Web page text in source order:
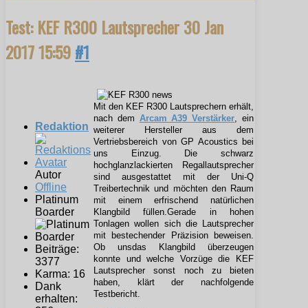
Test: KEF R300 Lautsprecher30 Jan
2017 15:59#1
Redaktion
Autor
Offline
Platinum
Boarder
Beiträge:
3377
Karma: 16
Dank
erhalten:
Mit den KEF R300 Lautsprechern erhält,
nach dem Arcam A39 Verstärker , ein
weiterer Hersteller aus dem
Vertriebsbereich von GP Acoustics bei
uns Einzug. Die schwarz
hochglanzlackierten Regallautsprecher
sind ausgestattet mit der Uni-Q
Treibertechnik und möchten den Raum
mit einem erfrischend natürlichen
Klangbild füllen.Gerade in hohen
Tonlagen wollen sich die Lautsprecher
mit bestechender Präzision beweisen.
Ob unsdas Klangbild überzeugen
konnte und welche Vorzüge die KEF
Lautsprecher sonst noch zu bieten
haben, klärt der nachfolgende
Testbericht.